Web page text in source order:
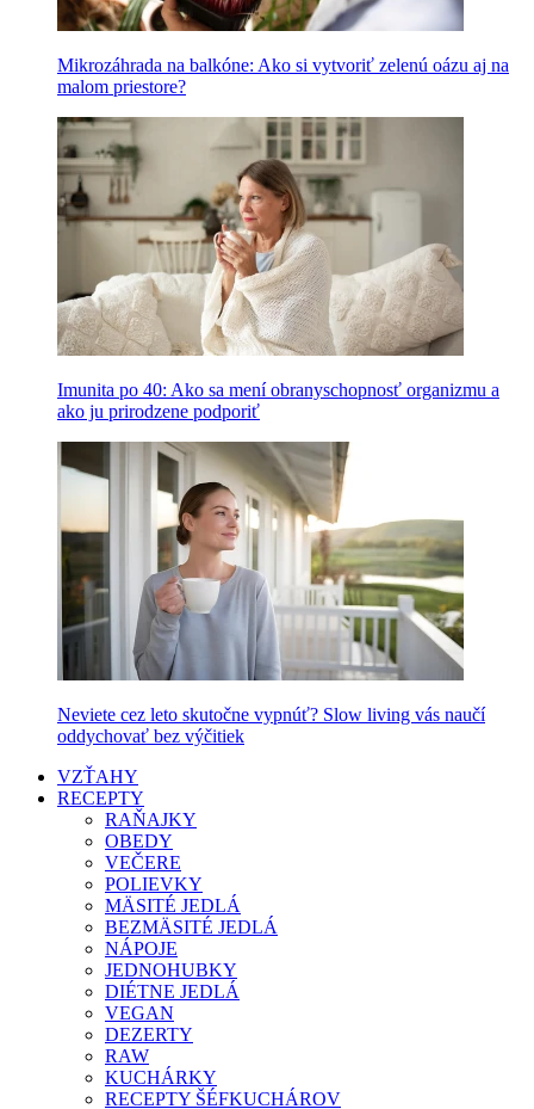
Mikrozáhrada na balkóne: Ako si vytvoriť zelenú oázu aj na
malom priestore?
Imunita po 40: Ako sa mení obranyschopnosť organizmu a
ako ju prirodzene podporiť
Neviete cez leto skutočne vypnúť? Slow living vás naučí
oddychovať bez výčitiek
VZŤAHY
RECEPTY
RAŇAJKY
OBEDY
VEČERE
POLIEVKY
MÄSITÉ JEDLÁ
BEZMÄSITÉ JEDLÁ
NÁPOJE
JEDNOHUBKY
DIÉTNE JEDLÁ
VEGAN
DEZERTY
RAW
KUCHÁRKY
RECEPTY ŠÉFKUCHÁROV